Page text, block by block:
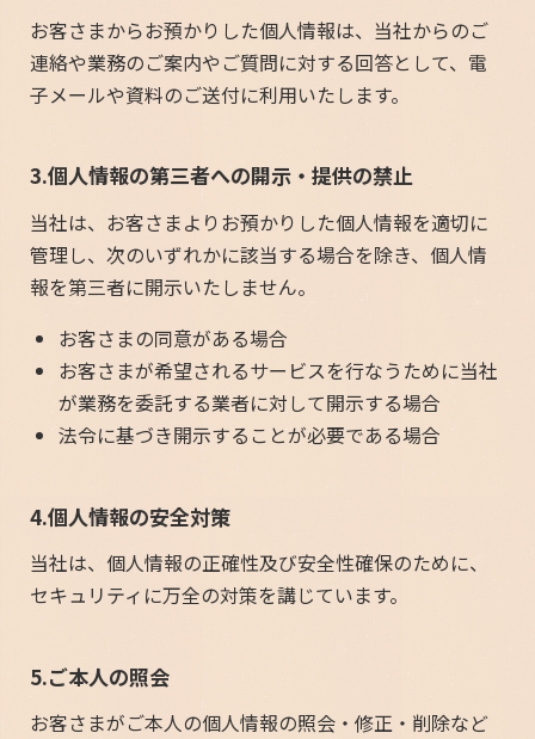
お客さまからお預かりした個人情報は、当社からのご
連絡や業務のご案内やご質問に対する回答として、電
子メールや資料のご送付に利用いたします。
3.個人情報の第三者への開示・提供の禁止
当社は、お客さまよりお預かりした個人情報を適切に
管理し、次のいずれかに該当する場合を除き、個人情
報を第三者に開示いたしません。
お客さまの同意がある場合
お客さまが希望されるサービスを行なうために当社
が業務を委託する業者に対して開示する場合
法令に基づき開示することが必要である場合
4.個人情報の安全対策
当社は、個人情報の正確性及び安全性確保のために、
セキュリティに万全の対策を講じています。
5.ご本人の照会
お客さまがご本人の個人情報の照会・修正・削除など